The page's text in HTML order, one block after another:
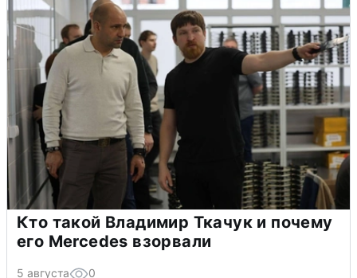
Кто такой Владимир Ткачук и почему
его Mercedes взорвали
5 августа 0